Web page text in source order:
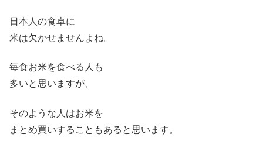
日本人の食卓に
米は欠かせませんよね。
毎食お米を食べる人も
多いと思いますが、
そのような人はお米を
まとめ買いすることもあると思います。